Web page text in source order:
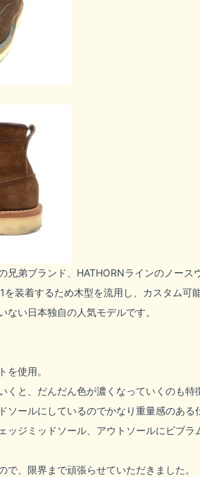
兄弟ブランド、HATHORNラインのノース
装着するため木型を流用し、カスタム可
い日本独自の人気モデルです。
を使用。
くと、だんだん色が濃くなっていくのも特
ソールにしているのでかなり重量感のある
ッジミッドソール、アウトソールにビブ
、限界まで頑張らせていただきました。